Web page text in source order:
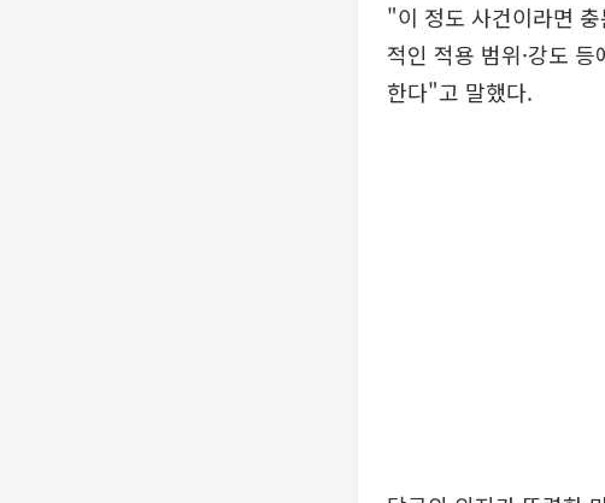
"이 정도 사건이라면
적인 적용 범위·강도
한다"고 말했다.